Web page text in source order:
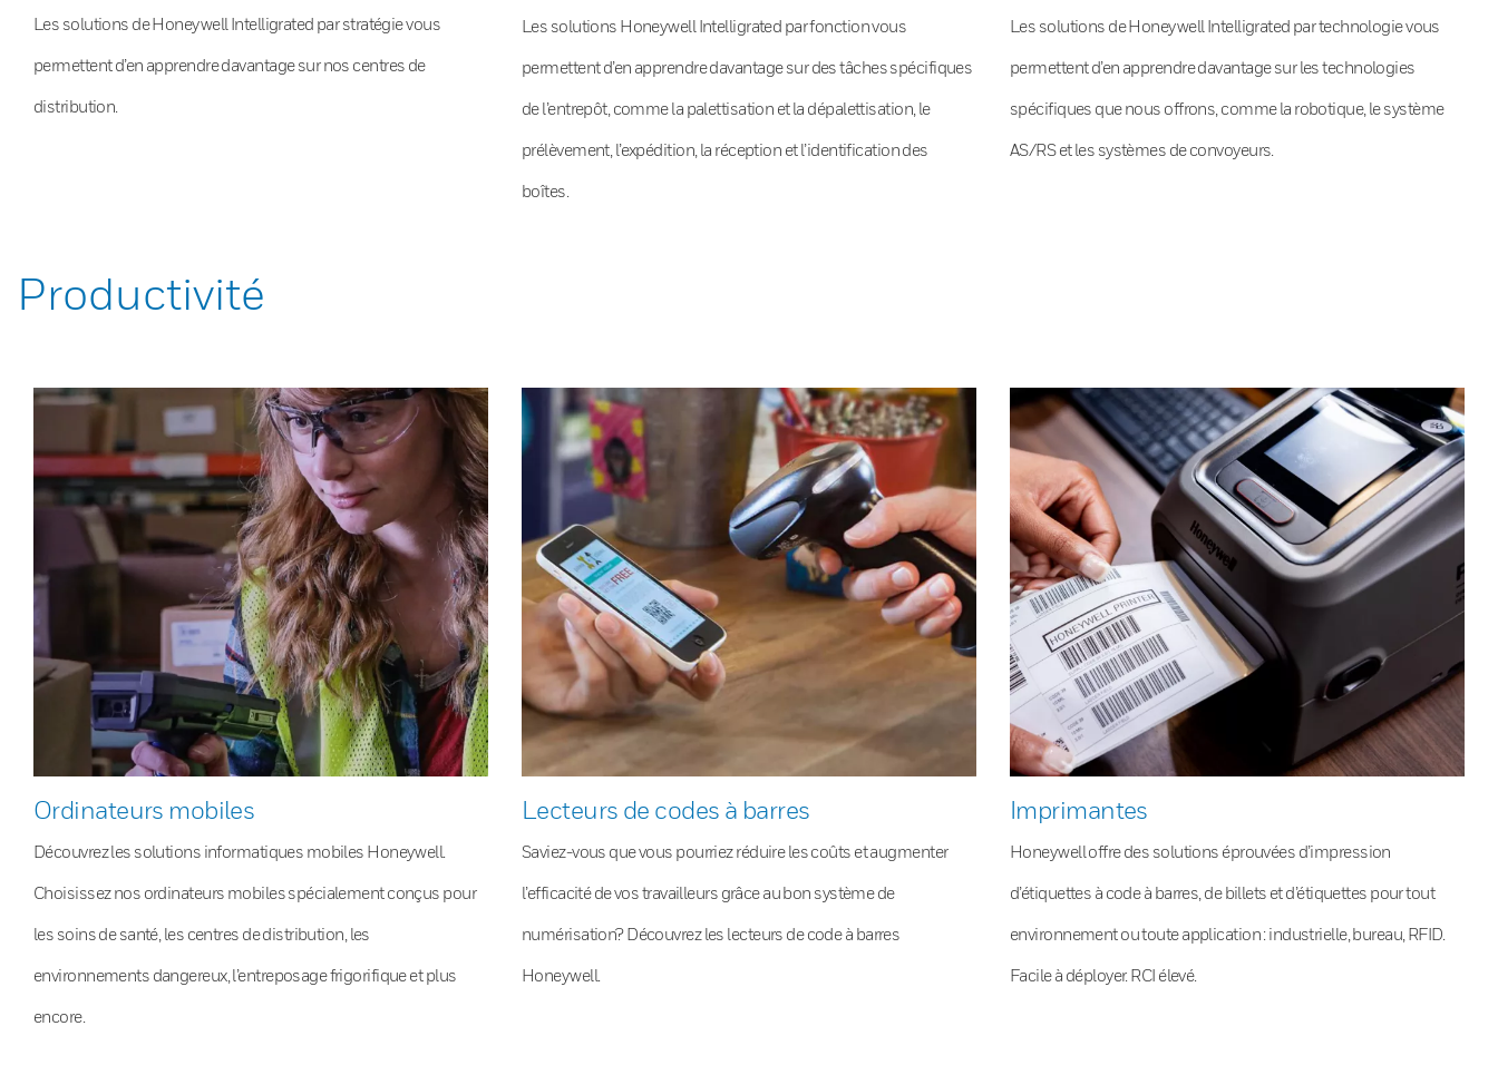
Les solutions de Honeywell Intelligrated par stratégie vous
permettent d’en apprendre davantage sur nos centres de
distribution.
Les solutions Honeywell Intelligrated par fonction vous
permettent d’en apprendre davantage sur des tâches spécifiques
de l’entrepôt, comme la palettisation et la dépalettisation, le
prélèvement, l’expédition, la réception et l’identification des
boîtes.
Les solutions de Honeywell Intelligrated par technologie vous
permettent d’en apprendre davantage sur les technologies
spécifiques que nous offrons, comme la robotique, le système
AS/RS et les systèmes de convoyeurs.
Productivité
Ordinateurs mobiles
Découvrez les solutions informatiques mobiles Honeywell.
Choisissez nos ordinateurs mobiles spécialement conçus pour
les soins de santé, les centres de distribution, les
environnements dangereux, l’entreposage frigorifique et plus
encore.
Lecteurs de codes à barres
Saviez-vous que vous pourriez réduire les coûts et augmenter
l’efficacité de vos travailleurs grâce au bon système de
numérisation? Découvrez les lecteurs de code à barres
Honeywell.
Imprimantes
Honeywell offre des solutions éprouvées d’impression
d’étiquettes à code à barres, de billets et d’étiquettes pour tout
environnement ou toute application : industrielle, bureau, RFID.
Facile à déployer. RCI élevé.